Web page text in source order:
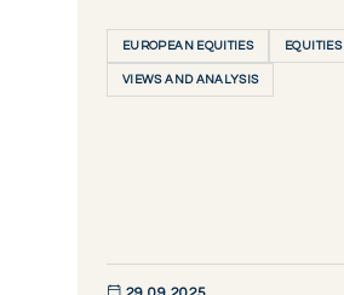
EUROPEAN EQUITIES EQUITIES
VIEWS AND ANALYSIS